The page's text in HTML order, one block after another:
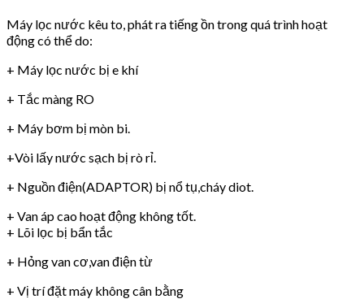
Máy lọc nước kêu to, phát ra tiếng ồn trong quá trình hoạt
động có thể do:
+ Máy lọc nước bị e khí
+ Tắc màng RO
+ Máy bơm bị mòn bi.
+Vòi lấy nước sạch bị rò rỉ.
+ Nguồn điện(ADAPTOR) bị nổ tụ,cháy diot.
+ Van áp cao hoạt động không tốt.
+ Lõi lọc bị bẩn tắc
+ Hỏng van cơ,van điện từ
+ Vị trí đặt máy không cân bằng